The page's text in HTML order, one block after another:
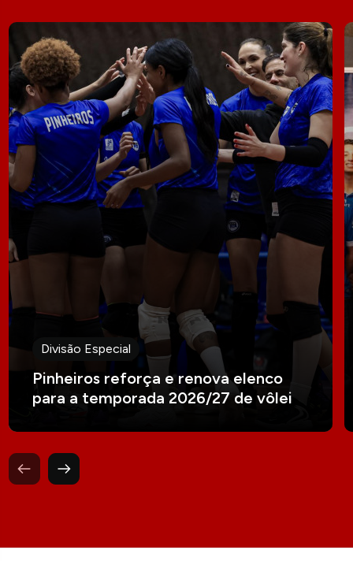
Divisão Especial
Pinheiros reforça e renova elenco
para a temporada 2026/27 de vôlei